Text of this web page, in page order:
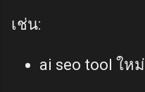
เช่น:
ai seo tool ใหม่